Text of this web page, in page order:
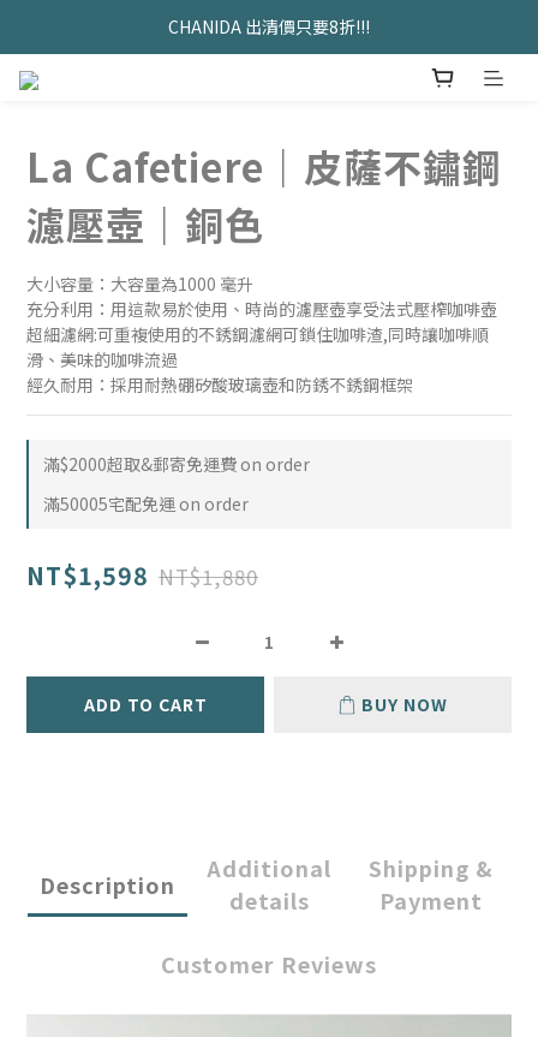
久坐神器>>坐&靠墊組合只要$1488
久坐神器>>坐&靠墊組合只要$1488
La Cafetiere｜皮薩不鏽鋼
濾壓壺｜銅色
大小容量：大容量為1000 毫升
充分利用：用這款易於使用、時尚的濾壓壺享受法式壓榨咖啡壺
超細濾網:可重複使用的不銹鋼濾網可鎖住咖啡渣,同時讓咖啡順
滑、美味的咖啡流過
經久耐用：採用耐熱硼矽酸玻璃壺和防銹不銹鋼框架
滿$2000超取&郵寄免運費 on order
滿50005宅配免運 on order
NT$1,598 NT$1,880
ADD TO CART BUY NOW
Description
Additional
details
Shipping &
Payment
Customer Reviews